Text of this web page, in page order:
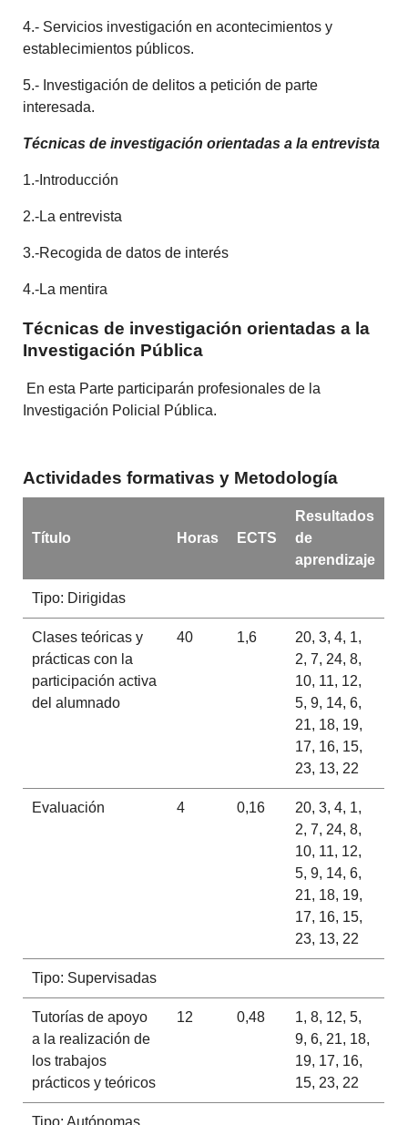
4.- Servicios investigación en acontecimientos y
establecimientos públicos.
5.- Investigación de delitos a petición de parte
interesada.
Técnicas de investigación orientadas a la entrevista
1.-Introducción
2.-La entrevista
3.-Recogida de datos de interés
4.-La mentira
Técnicas de investigación orientadas a la
Investigación Pública
En esta Parte participarán profesionales de la
Investigación Policial Pública.
Actividades formativas y Metodología
Título Horas ECTS
Resultados
de
aprendizaje
Tipo: Dirigidas
Clases teóricas y
prácticas con la
participación activa
del alumnado
40 1,6
20, 3, 4, 1,
2, 7, 24, 8,
10, 11, 12,
5, 9, 14, 6,
21, 18, 19,
17, 16, 15,
23, 13, 22
Evaluación 4 0,16
20, 3, 4, 1,
2, 7, 24, 8,
10, 11, 12,
5, 9, 14, 6,
21, 18, 19,
17, 16, 15,
23, 13, 22
Tipo: Supervisadas
Tutorías de apoyo
a la realización de
los trabajos
prácticos y teóricos
12 0,48
1, 8, 12, 5,
9, 6, 21, 18,
19, 17, 16,
15, 23, 22